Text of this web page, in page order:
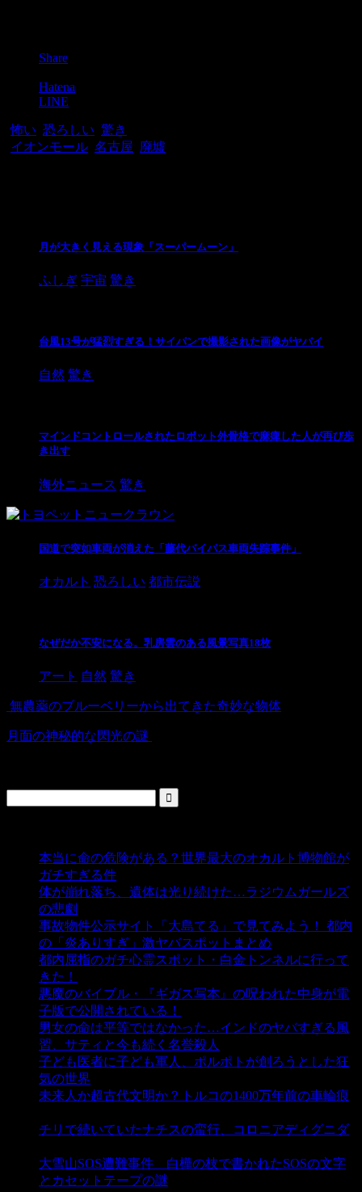
Share
Hatena
LINE
-怖い 恐ろしい 驚き
イオンモール 名古屋 廃墟
月が大きく見える現象「スーパームーン」
ふしぎ 宇宙 驚き
台風13号が猛烈すぎる！サイパンで撮影された画像がヤバイ
自然 驚き
マインドコントロールされたロボット外骨格で麻痺した人が再び歩
き出す
海外ニュース 驚き
国道で突如車両が消えた「藤代バイパス車両失踪事件」
オカルト 恐ろしい 都市伝説
なぜだか不安になる。乳房雲のある風景写真18枚
アート 自然 驚き
無農薬のブルーベリーから出てきた奇妙な物体
月面の神秘的な閃光の謎
本当に命の危険がある？世界最大のオカルト博物館が
ガチすぎる件
体が崩れ落ち、遺体は光り続けた…ラジウムガールズ
の悲劇
事故物件公示サイト「大島てる」で見てみよう！ 都内
の「炎ありすぎ」激ヤバスポットまとめ
都内屈指のガチ心霊スポット・白金トンネルに行って
きた！
悪魔のバイブル・『ギガス写本』の呪われた中身が電
子版で公開されている！
男女の命は平等ではなかった…インドのヤバすぎる風
習、サティと今も続く名誉殺人
子ども医者に子ども軍人、ポルポトが創ろうとした狂
気の世界
未来人か超古代文明か？トルコの1400万年前の車輪痕
チリで続いていたナチスの蛮行、コロニアディグニダ
大雪山SOS遭難事件 白樺の枝で書かれたSOSの文字
とカセットテープの謎